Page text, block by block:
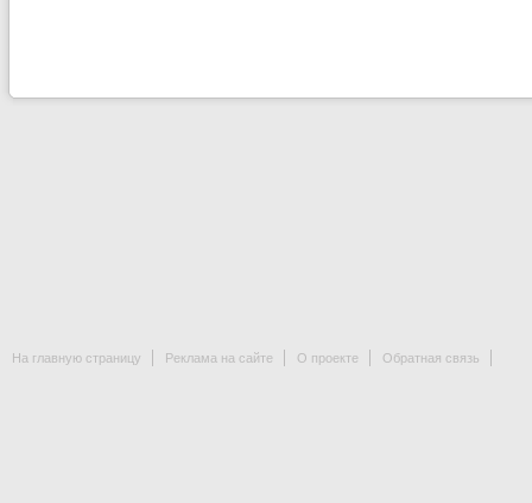
На главную страницу Реклама на сайте О проекте Обратная связь